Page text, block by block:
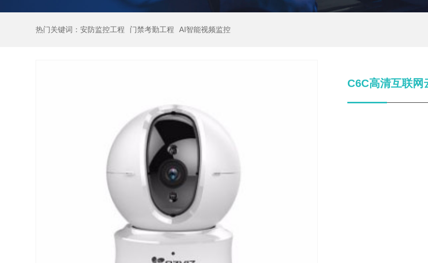
热门关键词： 安防监控工程 门禁考勤工程 AI智能视频监控
C6C高清互联网